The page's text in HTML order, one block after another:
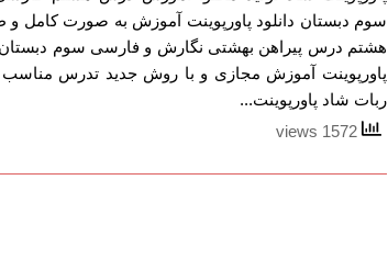
سوم دبستان دانلود پاورپوینت آموزش به صورت کامل و
هشتم درس پیراهن بهشتی نگارش و فارسی سوم دبستان
پاورپوینت آموزش مجازی و با روش جدید تدرس مناسب
ربات شاد پاورپوینت...